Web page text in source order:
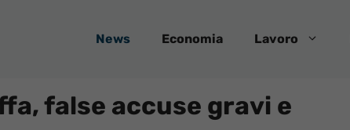
News Economia Lavoro
false accuse gravi e